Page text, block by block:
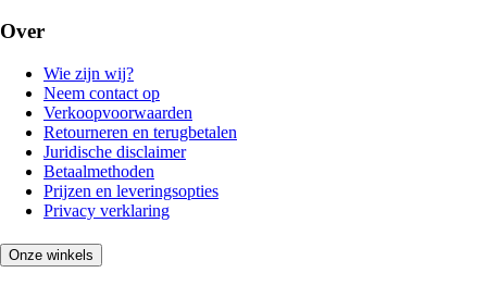
Over
Wie zijn wij?
Neem contact op
Verkoopvoorwaarden
Retourneren en terugbetalen
Juridische disclaimer
Betaalmethoden
Prijzen en leveringsopties
Privacy verklaring
Onze winkels